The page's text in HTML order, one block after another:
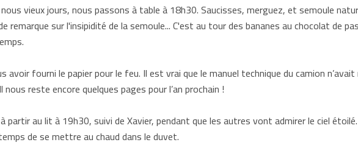
vieux jours, nous passons à table à 18h30. Saucisses, merguez, et semoule
remarque sur l'insipidité de la semoule... C'est au tour des bananes au chocolat de
avoir fourni le papier pour le feu. Il est vrai que le manuel technique du camion
reste encore quelques pages pour l’an prochain !
partir au lit à 19h30, suivi de Xavier, pendant que les autres vont admirer le ciel
de se mettre au chaud dans le duvet.